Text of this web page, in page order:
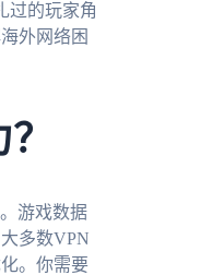
过的玩家角
外网络困
游戏数据
多数VPN
。你需要